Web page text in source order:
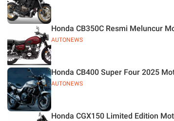
AUTONEWS
Honda CB350C Resmi Meluncur
AUTONEWS
Honda CB400 Super Four 2025
Honda CGX150 Limited Edition